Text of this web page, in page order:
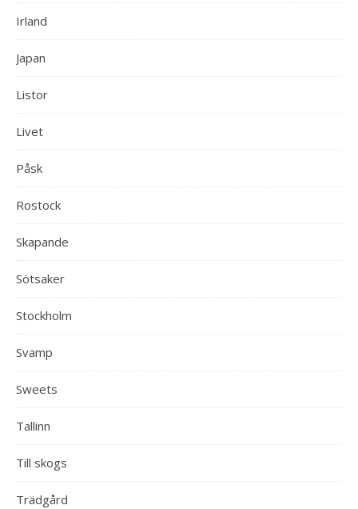
Irland
Japan
Listor
Livet
Påsk
Rostock
Skapande
Sötsaker
Stockholm
Svamp
Sweets
Tallinn
Till skogs
Trädgård